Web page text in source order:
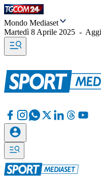
Mondo Mediaset
Martedì 8 Aprile 2025 -